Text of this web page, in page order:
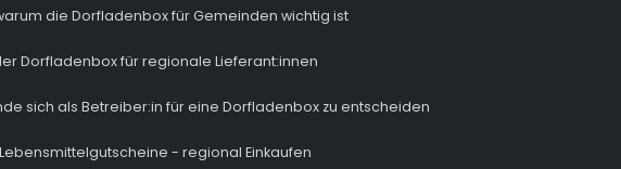
die Dorfladenbox für Gemeinden wichtig ist
Dorfladenbox für regionale Lieferant:innen
sich als Betreiber:in für eine Dorfladenbox zu entscheiden
- regional Einkaufen